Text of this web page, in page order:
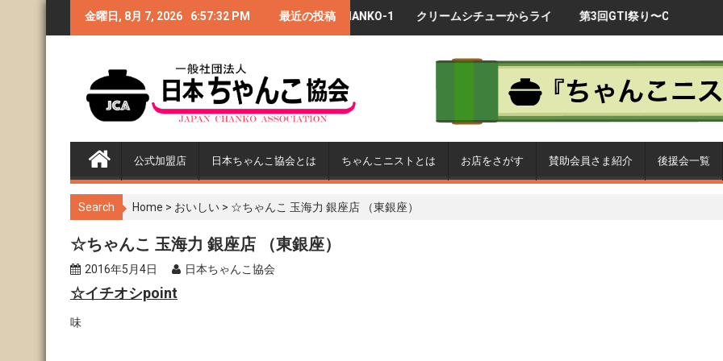
金曜日, 8月 7, 2026 6:57:33 PM 最近の投稿
満員御礼◆CHANKO-1グラ 第4回GTI祭り〜CHANKO-1 クリームシチューからライ 第3回GTI祭り〜CHANKO-1 【製品化
公式加盟店 日本ちゃんこ協会とは ちゃんこニストとは お店をさがす 賛助会員さま紹介 後援会一覧
Search Home > おいしい > ☆ちゃんこ 玉海力 銀座店 （東銀座）
☆ちゃんこ 玉海力 銀座店 （東銀座）
2016年5月4日 日本ちゃんこ協会
☆イチオシpoint
味